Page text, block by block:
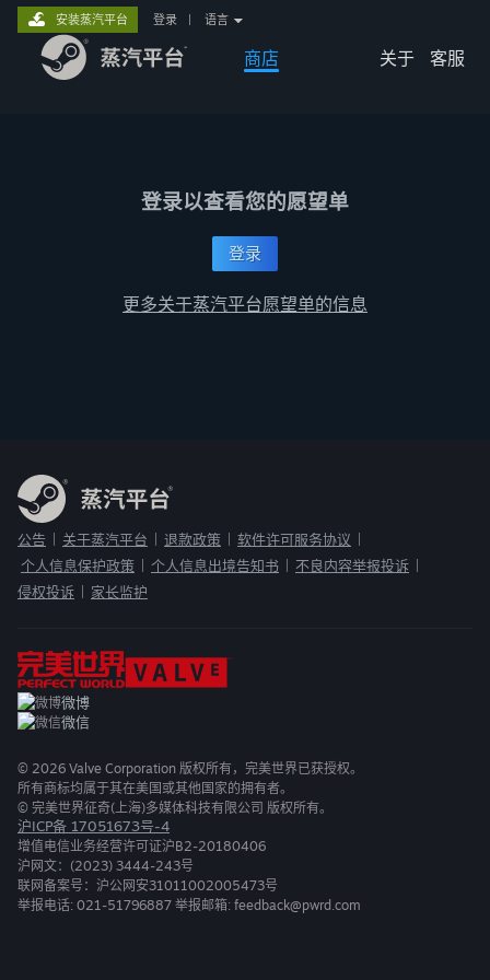
商店 关于 客服
安装蒸汽平台 登录 语言
登录以查看您的愿望单
登录
更多关于蒸汽平台愿望单的信息
公告 关于蒸汽平台 退款政策 软件许可服务协议
个人信息保护政策 个人信息出境告知书 不良内容举报投诉
侵权投诉 家长监护
微博
微信
© 2026 Valve Corporation 版权所有，完美世界已获授权。
所有商标均属于其在美国或其他国家的拥有者。
© 完美世界征奇(上海)多媒体科技有限公司 版权所有。
沪ICP备 17051673号-4
增值电信业务经营许可证沪B2-20180406
沪网文：(2023) 3444-243号
联网备案号：沪公网安31011002005473号
举报电话: 021-51796887 举报邮箱: feedback@pwrd.com